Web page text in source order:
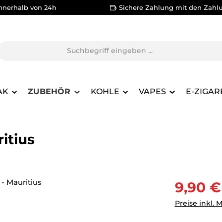
von 24h Sichere Zahlung mit den
ZUBEHÖR KOHLE VAPES E-
9,90 €
Preise inkl.